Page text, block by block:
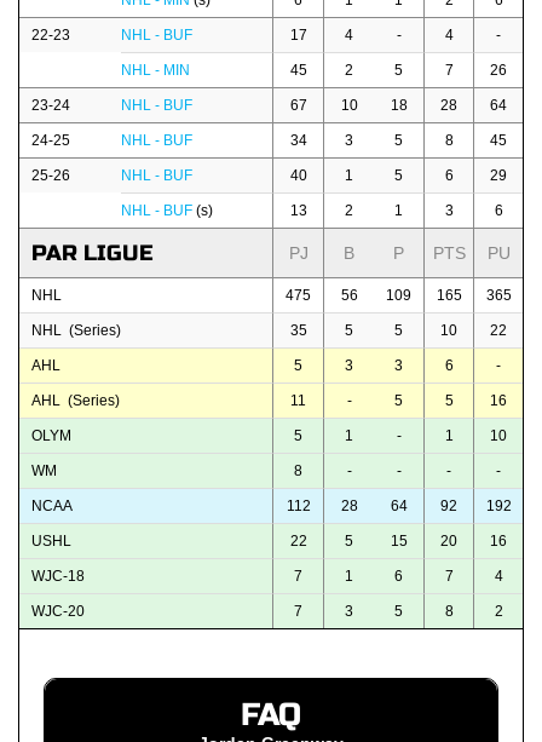
22-23 NHL - BUF 17 4 - 4 -
NHL - MIN 45 2 5 7 26
23-24 NHL - BUF 67 10 18 28 64
24-25 NHL - BUF 34 3 5 8 45
25-26 NHL - BUF 40 1 5 6 29
NHL - BUF (s) 13 2 1 3 6
PAR LIGUE PJ B P PTS PU
NHL 475 56 109 165 365
NHL (Series) 35 5 5 10 22
AHL 5 3 3 6 -
AHL (Series) 11 - 5 5 16
OLYM 5 1 - 1 10
WM 8 - - - -
NCAA 112 28 64 92 192
USHL 22 5 15 20 16
WJC-18 7 1 6 7 4
WJC-20 7 3 5 8 2
FAQ